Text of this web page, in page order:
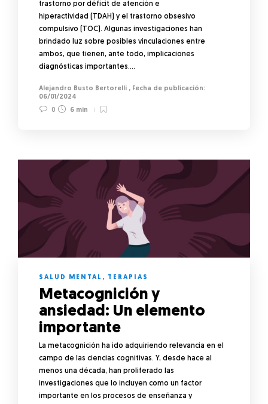
trastorno por déficit de atención e
hiperactividad (TDAH) y el trastorno obsesivo
compulsivo (TOC). Algunas investigaciones han
brindado luz sobre posibles vinculaciones entre
ambos, que tienen, ante todo, implicaciones
diagnósticas importantes….
Alejandro Busto Bertorelli ,
06/01/2024
0
6 min
SALUD MENTAL , TERAPIAS
Metacognición y
ansiedad: Un elemento
importante
La metacognición ha ido adquiriendo relevancia en el
campo de las ciencias cognitivas. Y, desde hace al
menos una década, han proliferado las
investigaciones que lo incluyen como un factor
importante en los procesos de enseñanza y